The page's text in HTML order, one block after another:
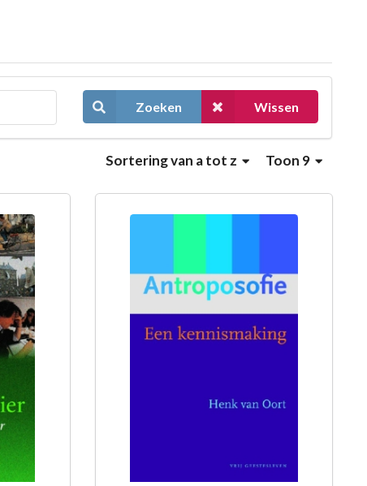
Zoeken Wissen
Toon 9
Sorteringvan a tot z